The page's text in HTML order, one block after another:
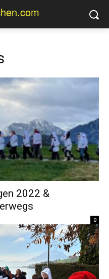
2022 &
0